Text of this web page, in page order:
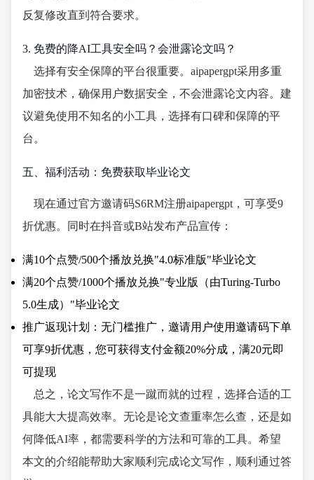
反复修改直到符合要求。
3. 免费的降AI工具安全吗？会泄露论文吗？
选择有安全保障的平台很重要。aipapergpt采用多重
加密技术，确保用户数据安全，不会泄露论文内容。建
议避免使用不知名的小工具，选择有口碑和保障的平
台。
五、福利活动：免费获取毕业论文
现在通过官方邀请码S6RM注册aipapergpt，可享受9
折优惠。同时在抖音或B站发布产品宣传：
满10个点赞/500个播放兑换"4.0标准版"毕业论文
满20个点赞/1000个播放兑换"专业版（由Turing-Turbo
5.0生成）"毕业论文
推广返现计划：无门槛推广，邀请用户使用邀请码下单
可享9折优惠，您可获得支付金额20%分成，满20元即
可提现
总之，论文写作不是一蹴而就的过程，选择合适的工
具能大大提高效率。无论是论文查重率怎么查，还是如
何降低AI率，都需要科学的方法和可靠的工具。希望
本文的介绍能帮助大家顺利完成论文写作，顺利通过答